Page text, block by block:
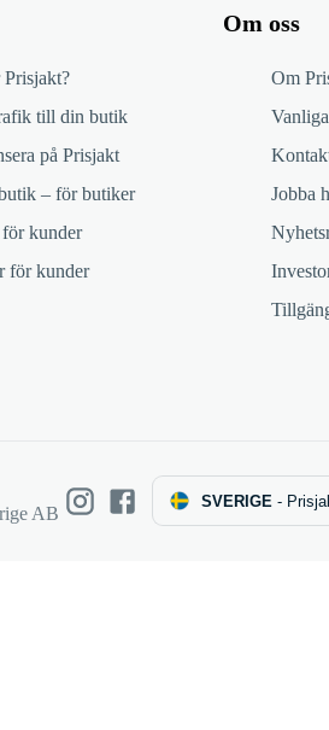
till din butik
på Prisjakt
– för butiker
kunder
för kunder
Om oss
Om
Jobba
AB
SVERIGE -